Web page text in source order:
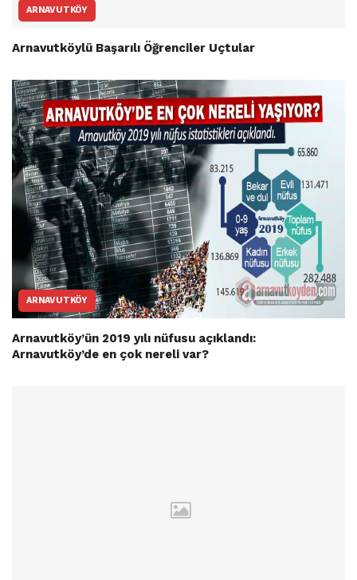
ARNAVUTKÖY
Arnavutköylü Başarılı Öğrenciler Uçtular
ARNAVUTKÖY
Arnavutköy’ün 2019 yılı nüfusu açıklandı:
Arnavutköy’de en çok nereli var?